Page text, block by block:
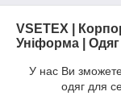
VSETEX |
Уніформа |
У нас Ви
одяг для